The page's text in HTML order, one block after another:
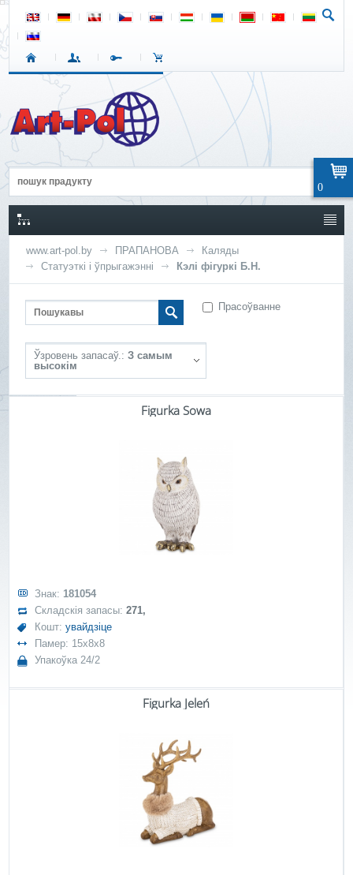
www.art-pol.by ПРАПАНОВА
Каляды
Статуэткі і ўпрыгажэнні
Кэлі фігуркі Б.Н.
Прасоўванне
Ўзровень запасаў.: З самым
высокім
Figurka Sowa
Знак: 181054
Складскія запасы:271,
Кошт:увайдзіце
Памер: 15x8x8
Упакоўка 24/2
Figurka Jeleń
0